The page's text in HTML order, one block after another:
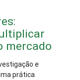
mercado
e
prática